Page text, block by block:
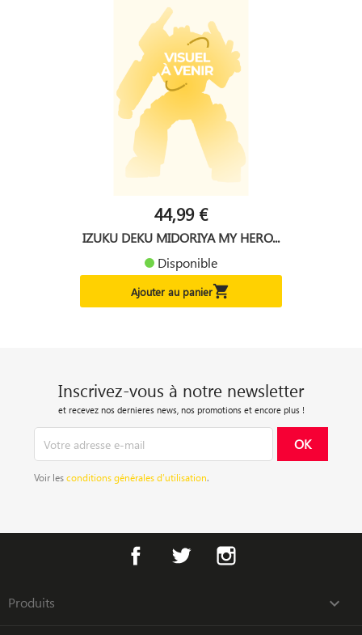
44,99 €
IZUKU DEKU MIDORIYA MY HERO...
Disponible
Ajouter au panier
Inscrivez-vous à notre newsletter
et recevez nos dernieres news, nos promotions et encore plus !
Voir lesconditions générales d’utilisation.
Facebook Twitter
Produits 